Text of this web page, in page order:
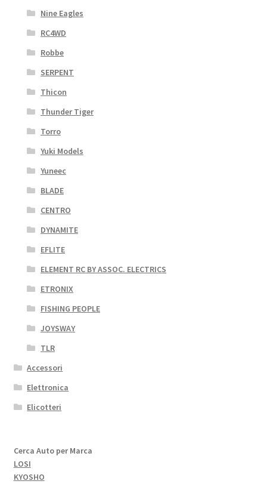
Nine Eagles
RC4WD
Robbe
SERPENT
Thicon
Thunder Tiger
Torro
Yuki Models
Yuneec
BLADE
CENTRO
DYNAMITE
EFLITE
ELEMENT RC BY ASSOC. ELECTRICS
ETRONIX
FISHING PEOPLE
JOYSWAY
TLR
Accessori
Elettronica
Elicotteri
Cerca Auto per Marca
LOSI
KYOSHO